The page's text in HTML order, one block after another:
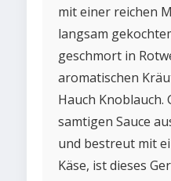
mit einer reichen
langsam
geschmort in
aromatischen
Hauch
samtigen Sauce
und bestreut mit
Käse, ist dieses